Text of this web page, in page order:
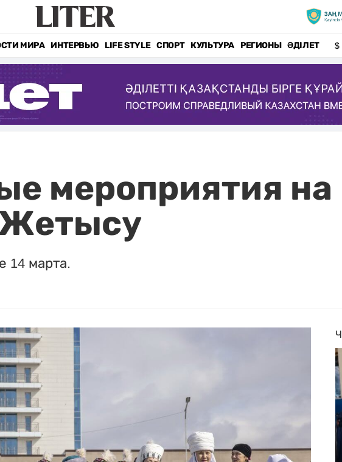
МИРА ИНТЕРВЬЮ LIFE STYLE СПОРТ КУЛЬТУРА РЕГИОНЫ ӘДІЛЕТ $
мероприятия
Жетысу
14 марта.